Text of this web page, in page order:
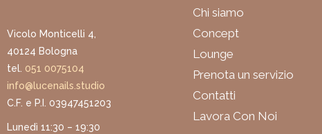
Vicolo Monticelli 4,
40124 Bologna
tel. 051 0075104
info@lucenails.studio
C.F. e P.I. 03947451203
Lunedì 11:30 – 19:30
Chi siamo
Concept
Lounge
Prenota un servizio
Contatti
Lavora Con Noi